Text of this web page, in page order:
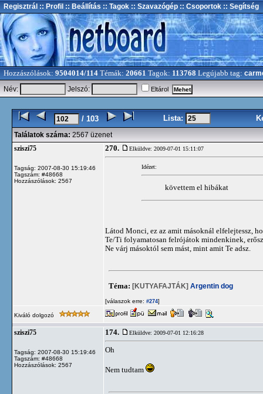
Regisztrál :: Profil :: Beállítás :: Tagok :: Szavazógép :: Csoportok :: Segítség
Hozzászólások: 9504014/114 Témák: 20661 Tagok: 113768 Legújabb tag:
Név:
Jelszó: Eltárol
/ 103 Lista:
Találatok száma: 2567 üzenet
sziszi75
Tagság: 2007-08-30 15:19:46
Tagszám: #48668
Hozzászólások: 2567
270. Elküldve: 2009-07-01 15:11:07
Idézet:
követtem el hibákat
Látod Monci, ez az amit másoknál elfelejtessz,
Te/Ti folyamatosan felrójátok mindenkinek,
Ne várj másoktól sem mást, mint amit Te adsz.
Téma: [KUTYAFAJTÁK] Argentin dog
[válaszok erre: #274]
Kiváló dolgozó
sziszi75
Tagság: 2007-08-30 15:19:46
Tagszám: #48668
Hozzászólások: 2567
174. Elküldve: 2009-07-01 12:16:28
Oh
Nem tudtam